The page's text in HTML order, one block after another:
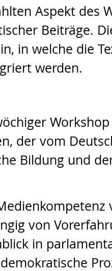
Aspekt des
Beiträge.
in welche die
werden.
der vom
Bildung und
von
in